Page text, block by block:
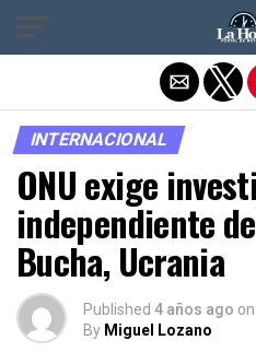
INTERNACIONAL
ONU exige
independiente
Bucha, Ucrania
Published 4 años ago on
By Miguel Lozano
Salir de la